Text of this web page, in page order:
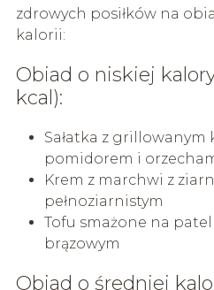
zdrowych posiłków na
kalorii:
Obiad o niskiej
kcal):
Sałatka z grillowanym
pomidorem i
Krem z marchwi z
pełnoziarnistym
Tofu smażone na
brązowym
Obiad o średniej